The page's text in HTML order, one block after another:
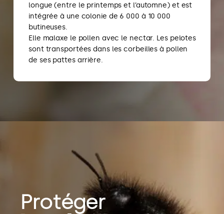
longue (entre le printemps et l’automne) et est
intégrée à une colonie de 6 000 à 10 000
butineuses.
Elle malaxe le pollen avec le nectar. Les pelotes
sont transportées dans les corbeilles à pollen
de ses pattes arrière.
Protéger